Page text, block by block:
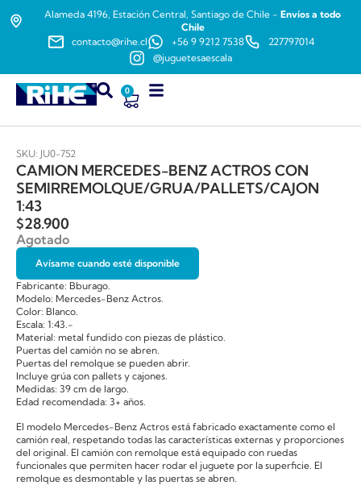
Alameda 4196, Estación Central, Santiago de Chile - Envíos a todo
Chile
contacto@rihe.cl
+56 9 9212 7538
227797014
@juguetesaescala
0
SKU: JU0-752
CAMION MERCEDES-BENZ ACTROS CON
SEMIRREMOLQUE/GRUA/PALLETS/CAJON
1:43
$28.900
Agotado
Avísame cuando esté disponible
Fabricante: Bburago.
Modelo: Mercedes-Benz Actros.
Color: Blanco.
Escala: 1:43.-
Material: metal fundido con piezas de plástico.
Puertas del camión no se abren.
Puertas del remolque se pueden abrir.
Incluye grúa con pallets y cajones.
Medidas: 39 cm de largo.
Edad recomendada: 3+ años.
El modelo Mercedes-Benz Actros está fabricado exactamente como el
camión real, respetando todas las características externas y proporciones
del original. El camión con remolque está equipado con ruedas
funcionales que permiten hacer rodar el juguete por la superficie. El
remolque es desmontable y las puertas se abren.